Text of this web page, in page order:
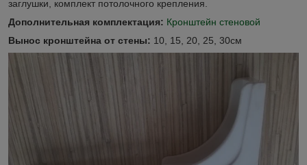
заглушки, комплект потолочного крепления.
Дополнительная комплектация: Кронштейн стеновой
Вынос кронштейна от стены: 10, 15, 20, 25, 30см